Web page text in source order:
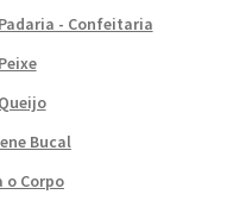
Padaria - Confeitaria
Peixe
Queijo
Bucal
o Corpo